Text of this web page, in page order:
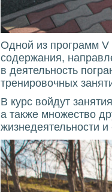
Одной из программ
содержания,
в деятельность
тренировочных
В курс войдут
а также множество
жизнедеятельности